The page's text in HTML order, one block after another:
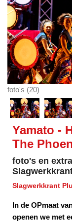
foto's (20)
Yamato -
The
foto's en
Slagwerkkrant
In de OPmaat
openen we met